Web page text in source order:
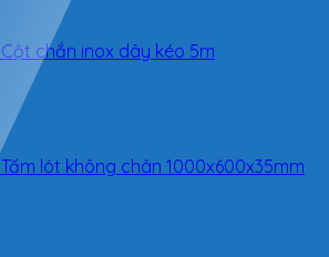
Cột chắn inox dây kéo 5m
Tấm lót không chân 1000x600x35mm